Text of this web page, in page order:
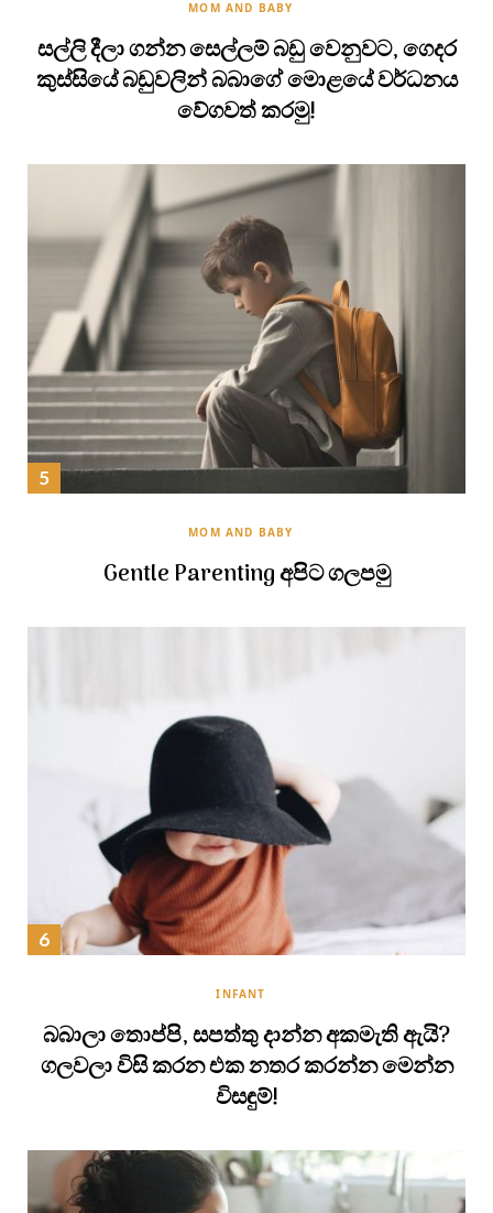
MOM AND BABY
සල්ලි දීලා ගන්න සෙල්ලම් බඩු වෙනුවට, ගෙදර
කුස්සියේ බඩුවලින් බබාගේ මොළයේ වර්ධනය
වේගවත් කරමු!
MOM AND BABY
Gentle Parenting අපිට ගලපමු
INFANT
බබාලා තොප්පි, සපත්තු දාන්න අකමැති ඇයි?
ගලවලා විසි කරන එක නතර කරන්න මෙන්න
විසඳුම්!